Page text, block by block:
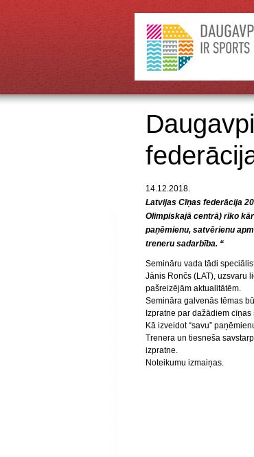
14.12.2018.
Latvijas Cīņas federācija
Olimpiskajā centrā) rīko
paņēmienu, satvērienu
treneru sadarbība. “
Semināru vada tādi
Jānis Rončs (LAT), uzsvaru
pašreizējām aktualitātēm.
Semināra galvenās tēmas
Izpratne par dažādiem
Kā izveidot “savu”
Trenera un tiesneša
izpratne.
Noteikumu izmaiņas.